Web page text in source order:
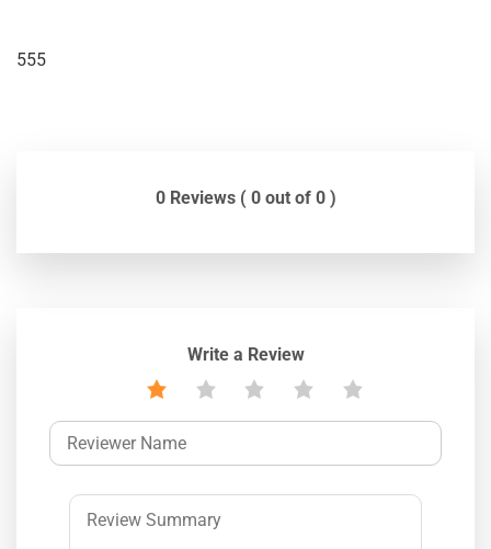
555
0 Reviews ( 0 out of 0 )
Write a Review